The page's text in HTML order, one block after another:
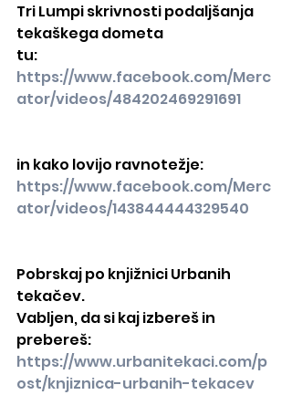
Tri Lumpi skrivnosti podaljšanja
tekaškega dometa
tu:
https://www.facebook.com/Merc
ator/videos/484202469291691
in kako lovijo ravnotežje:
https://www.facebook.com/Merc
ator/videos/143844444329540
Pobrskaj po knjižnici Urbanih
tekačev.
Vabljen, da si kaj izbereš in
prebereš:
https://www.urbanitekaci.com/p
ost/knjiznica-urbanih-tekacev